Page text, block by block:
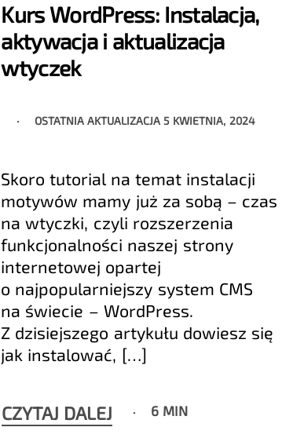
Kurs WordPress: Instalacja,
aktywacja i aktualizacja
wtyczek
OSTATNIA AKTUALIZACJA 5 KWIETNIA, 2024
Skoro tutorial na temat instalacji
motywów mamy już za sobą – czas
na wtyczki, czyli rozszerzenia
funkcjonalności naszej strony
internetowej opartej
o najpopularniejszy system CMS
na świecie – WordPress.
Z dzisiejszego artykułu dowiesz się
jak instalować, […]
CZYTAJ DALEJ 6 MIN